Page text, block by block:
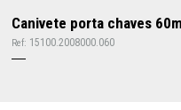
Canivete porta chaves
Ref: 15100.2008000.060